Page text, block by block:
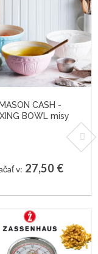
MASON CASH -
BOWL misy
v: 27,50 €